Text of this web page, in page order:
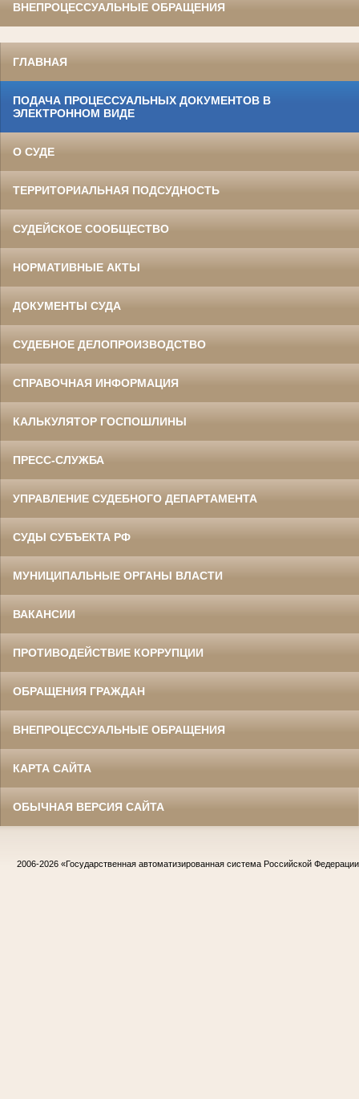
ВНЕПРОЦЕССУАЛЬНЫЕ ОБРАЩЕНИЯ
ГЛАВНАЯ
ПОДАЧА ПРОЦЕССУАЛЬНЫХ ДОКУМЕНТОВ В
ЭЛЕКТРОННОМ ВИДЕ
О СУДЕ
ТЕРРИТОРИАЛЬНАЯ ПОДСУДНОСТЬ
СУДЕЙСКОЕ СООБЩЕСТВО
НОРМАТИВНЫЕ АКТЫ
ДОКУМЕНТЫ СУДА
СУДЕБНОЕ ДЕЛОПРОИЗВОДСТВО
СПРАВОЧНАЯ ИНФОРМАЦИЯ
КАЛЬКУЛЯТОР ГОСПОШЛИНЫ
ПРЕСС-СЛУЖБА
УПРАВЛЕНИЕ СУДЕБНОГО ДЕПАРТАМЕНТА
СУДЫ СУБЪЕКТА РФ
МУНИЦИПАЛЬНЫЕ ОРГАНЫ ВЛАСТИ
ВАКАНСИИ
ПРОТИВОДЕЙСТВИЕ КОРРУПЦИИ
ОБРАЩЕНИЯ ГРАЖДАН
ВНЕПРОЦЕССУАЛЬНЫЕ ОБРАЩЕНИЯ
КАРТА САЙТА
ОБЫЧНАЯ ВЕРСИЯ САЙТА
2006-2026 «Государственная автоматизированная система Российской